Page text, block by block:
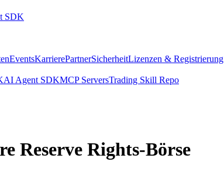
SDK
EventsKarrierePartnerSicherheitLizenzen & Registrierung
AI Agent SDKMCP ServersTrading Skill Repo
Reserve Rights-Börse